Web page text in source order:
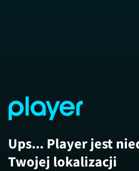
Ups... Player jest
Twojej lokalizacji